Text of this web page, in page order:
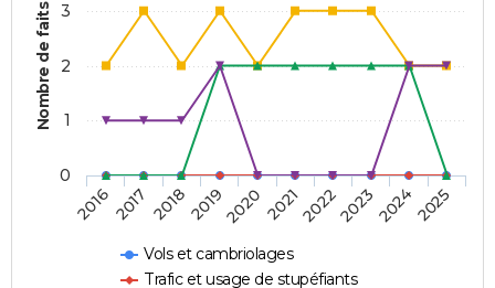
Nombre de faits
Vols et cambriolages
Trafic et usage de stupéfiants
20162017 20182019202020212022202320242025
0
1
2
3